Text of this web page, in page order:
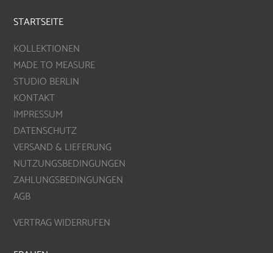
STARTSEITE
KOLLEKTIONEN
MADE TO MEASURE
STUDIO BERLIN
KONTAKT
IMPRESSUM
DATENSCHUTZ
VERSAND & LIEFERUNG
NUTZUNGSBEDINGUNGEN
ZAHLUNGSBEDINGUNGEN
AGB
VERTRAG WIDERRUFEN